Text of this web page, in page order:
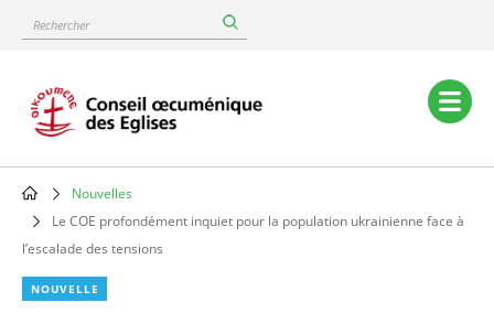
content
Rechercher
Main
navigation
Breadcrumb
Nouvelles
Le COE profondément inquiet pour la population ukrainienne face à
l’escalade des tensions
NOUVELLE